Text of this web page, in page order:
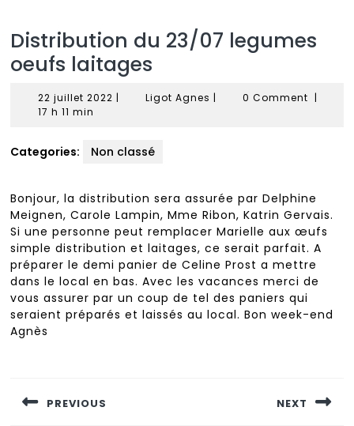
Distribution du 23/07 legumes
oeufs laitages
22 juillet 2022 22| Ligot Agnes Ligot
| 0 Comment |
17 h 11 min
Categories: Non classé
Bonjour, la distribution sera assurée par Delphine
Meignen, Carole Lampin, Mme Ribon, Katrin Gervais.
Si une personne peut remplacer Marielle aux œufs
simple distribution et laitages, ce serait parfait. A
préparer le demi panier de Celine Prost a mettre
dans le local en bas. Avec les vacances merci de
vous assurer par un coup de tel des paniers qui
seraient préparés et laissés au local. Bon week-end
Agnès
l’article
PREVIOUS NEXT